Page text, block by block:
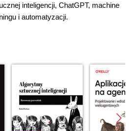
inteligencji, ChatGPT, machine
i automatyzacji.